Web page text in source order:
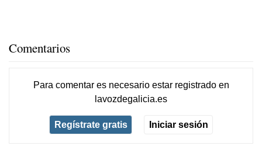
Comentarios
Para comentar es necesario estar registradoen
lavozdegalicia.es
Regístrate gratis Iniciar sesión